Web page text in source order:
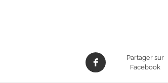
Opens
in
Partager sur
Facebook